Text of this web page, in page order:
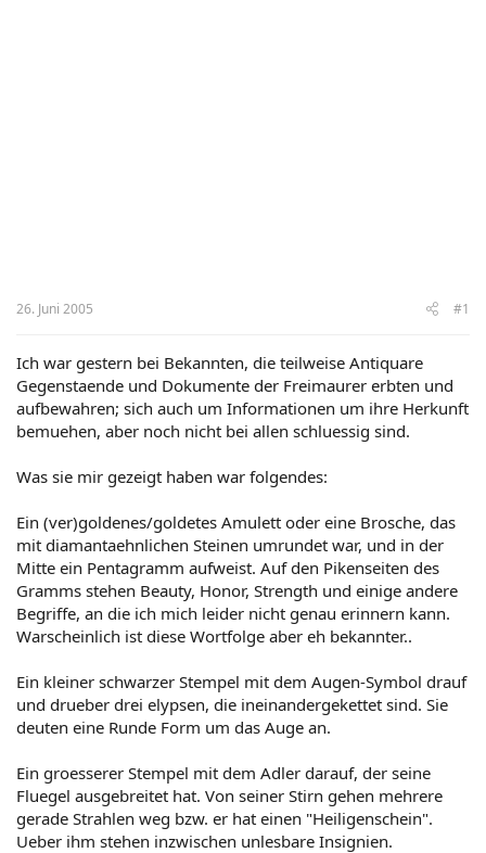
26. Juni 2005 #1
Ich war gestern bei Bekannten, die teilweise Antiquare
Gegenstaende und Dokumente der Freimaurer erbten und
aufbewahren; sich auch um Informationen um ihre Herkunft
bemuehen, aber noch nicht bei allen schluessig sind.
Was sie mir gezeigt haben war folgendes:
Ein (ver)goldenes/goldetes Amulett oder eine Brosche, das
mit diamantaehnlichen Steinen umrundet war, und in der
Mitte ein Pentagramm aufweist. Auf den Pikenseiten des
Gramms stehen Beauty, Honor, Strength und einige andere
Begriffe, an die ich mich leider nicht genau erinnern kann.
Warscheinlich ist diese Wortfolge aber eh bekannter..
Ein kleiner schwarzer Stempel mit dem Augen-Symbol drauf
und drueber drei elypsen, die ineinandergekettet sind. Sie
deuten eine Runde Form um das Auge an.
Ein groesserer Stempel mit dem Adler darauf, der seine
Fluegel ausgebreitet hat. Von seiner Stirn gehen mehrere
gerade Strahlen weg bzw. er hat einen "Heiligenschein".
Ueber ihm stehen inzwischen unlesbare Insignien.